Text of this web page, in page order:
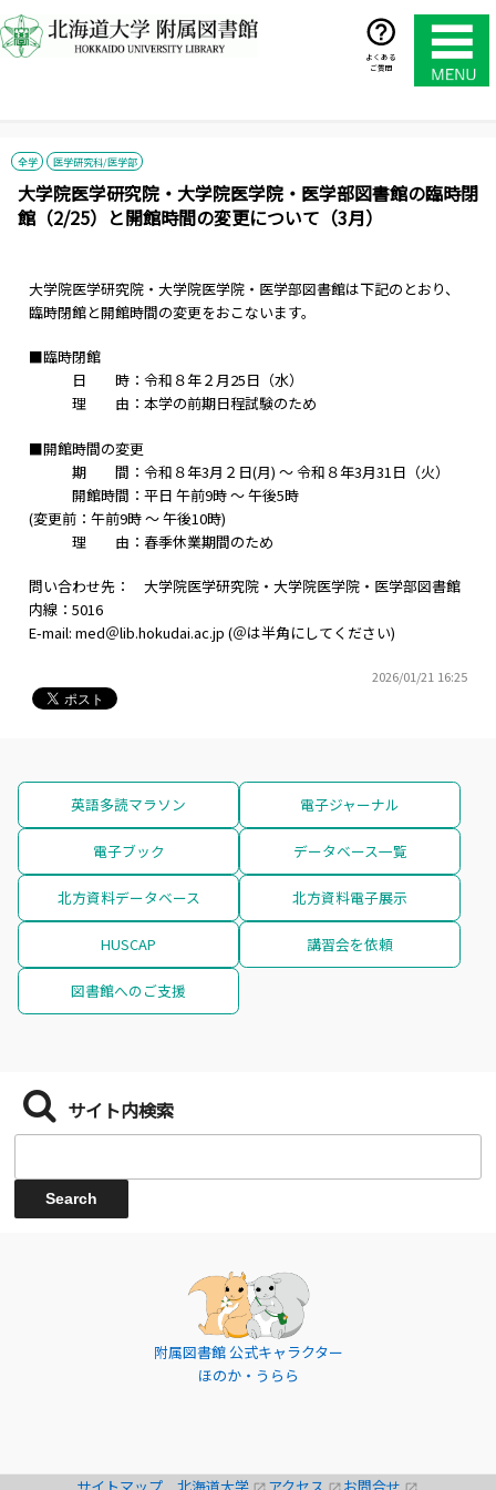
ン
テ
ス
キ
よくある
ご質問
全学 医学研究科/医学部
大学院医学研究院・大学院医学院・医学部図書館の臨時閉
館（2/25）と開館時間の変更について（3月）
大学院医学研究院・大学院医学院・医学部図書館は下記のとおり、
臨時閉館と開館時間の変更をおこないます。
■臨時閉館
日 時：令和８年２月25日（水）
理 由：本学の前期日程試験のため
■開館時間の変更
期 間：令和８年3月２日(月) ～ 令和８年3月31日（火）
開館時間：平日 午前9時 ～ 午後5時
(変更前：午前9時 ～ 午後10時)
理 由：春季休業期間のため
問い合わせ先： 大学院医学研究院・大学院医学院・医学部図書館
内線：5016
E-mail: med＠lib.hokudai.ac.jp (＠は半角にしてください)
2026/01/21 16:25
英語多読マラソン 電子ジャーナル
電子ブック データベース一覧
北方資料データベース 北方資料電子展示
HUSCAP 講習会を依頼
図書館へのご支援
サイト内検索
附属図書館 公式キャラクター
ほのか・うらら